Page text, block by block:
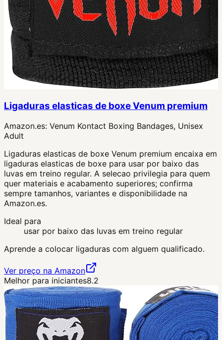
Ligaduras elasticas de boxe Venum premium
Amazon.es: Venum Kontact Boxing Bandages, Unisex
Adult
Ligaduras elasticas de boxe Venum premium encaixa em
ligaduras elasticas de boxe para usar por baixo das
luvas em treino regular. A selecao privilegia para quem
quer materiais e acabamento superiores; confirma
sempre tamanhos, variantes e disponibilidade na
Amazon.es.
Ideal para
usar por baixo das luvas em treino regular
Aprende a colocar ligaduras com alguem qualificado.
Ver preço na Amazon
Melhor para iniciantes8.2